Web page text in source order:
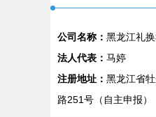
公司名称： 黑龙江礼
法人代表： 马婷
注册地址： 黑龙江省
路251号（自主申报）